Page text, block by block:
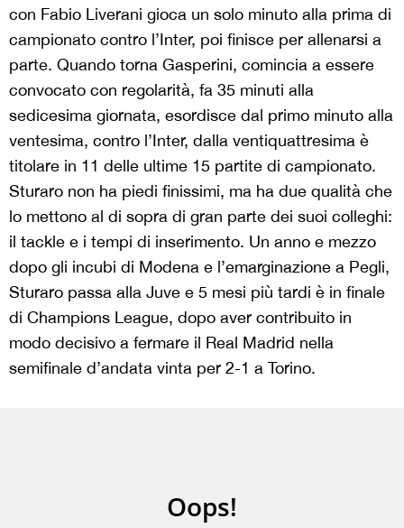
con Fabio Liverani gioca un solo minuto alla prima di
campionato contro l’Inter, poi finisce per allenarsi a
parte. Quando torna Gasperini, comincia a essere
convocato con regolarità, fa 35 minuti alla
sedicesima giornata, esordisce dal primo minuto alla
ventesima, contro l’Inter, dalla ventiquattresima è
titolare in 11 delle ultime 15 partite di campionato.
Sturaro non ha piedi finissimi, ma ha due qualità che
lo mettono al di sopra di gran parte dei suoi colleghi:
il tackle e i tempi di inserimento. Un anno e mezzo
dopo gli incubi di Modena e l’emarginazione a Pegli,
Sturaro passa alla Juve e 5 mesi più tardi è in finale
di Champions League, dopo aver contribuito in
modo decisivo a fermare il Real Madrid nella
semifinale d’andata vinta per 2-1 a Torino.